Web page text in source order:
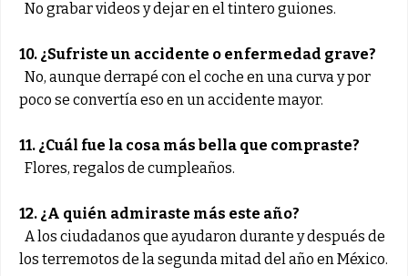
No grabar videos y dejar en el tintero guiones.
10. ¿Sufriste un accidente o enfermedad grave?
No, aunque derrapé con el coche en una curva y por
poco se convertía eso en un accidente mayor.
11. ¿Cuál fue la cosa más bella que compraste?
Flores, regalos de cumpleaños.
12. ¿A quién admiraste más este año?
A los ciudadanos que ayudaron durante y después de
los terremotos de la segunda mitad del año en México.